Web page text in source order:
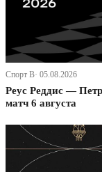
Спорт В· 05.08.2026
Реус Реддис —
матч 6 августа